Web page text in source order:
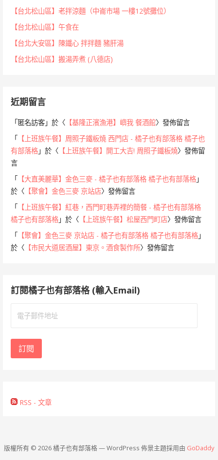
【台北松山區】老拌涼麵（中崙市場 一樓12號攤位）
【台北松山區】午食在
【台北大安區】陳鐵心 拌拌麵 豬肝湯
【台北松山區】搬湯弄煮 (八德店)
近期留言
「匿名訪客 」於〈 【基隆正濱漁港】嶼我 餐酒館〉發佈留言
「 【上班族午餐】周照子鐵板燒 西門店 - 橘子也有部落格 橘子也
有部落格 」於〈 【上班族午餐】開工大吉! 周照子鐵板燒〉發佈留
言
「 【大直美麗華】金色三麥 - 橘子也有部落格 橘子也有部落格 」
於〈 【聚會】金色三麥 京站店〉發佈留言
「 【上班族午餐】紅巷，西門町巷弄裡的簡餐 - 橘子也有部落格
橘子也有部落格 」於〈 【上班族午餐】松屋西門町店〉發佈留言
「 【聚會】金色三麥 京站店 - 橘子也有部落格 橘子也有部落格 」
於〈 【市民大道居酒屋】東京。酒食製作所〉發佈留言
訂閱橘子也有部落格 (輸入Email)
地
訂閱
RSS - 文章
版權所有 © 2026 橘子也有部落格 — WordPress 佈景主題採用由 GoDaddy